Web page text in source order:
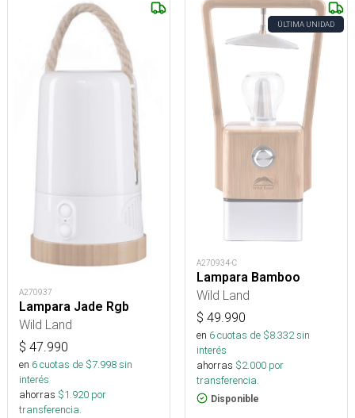
A270937
Lampara Jade Rgb
Wild Land
$ 47.990
en 6cuotas de $7.998sin
interés
ahorras $1.920 por
transferencia.
ÚLTIMA UNIDAD
A270934-C
Lampara Bamboo
Wild Land
$ 49.990
en 6cuotas de $8.332sin
interés
ahorras $2.000 por
transferencia.
Disponible